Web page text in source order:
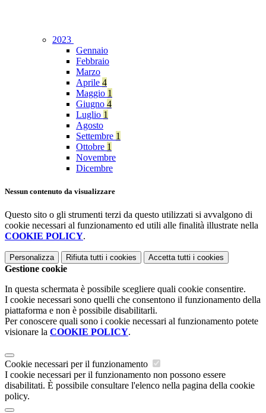
2023
Gennaio
Febbraio
Marzo
Aprile 4
Maggio 1
Giugno 4
Luglio 1
Agosto
Settembre 1
Ottobre 1
Novembre
Dicembre
Nessun contenuto da visualizzare
Questo sito o gli strumenti terzi da questo utilizzati si avvalgono di
cookie necessari al funzionamento ed utili alle finalità illustrate nella
COOKIE POLICY.
Personalizza Rifiuta tutti i cookies Accetta tutti i cookies
Gestione cookie
In questa schermata è possibile scegliere quali cookie consentire.
I cookie necessari sono quelli che consentono il funzionamento della
piattaforma e non è possibile disabilitarli.
Per conoscere quali sono i cookie necessari al funzionamento potete
visionare la COOKIE POLICY.
Cookie necessari per il funzionamento
I cookie necessari per il funzionamento non possono essere
disabilitati. È possibile consultare l'elenco nella pagina della cookie
policy.